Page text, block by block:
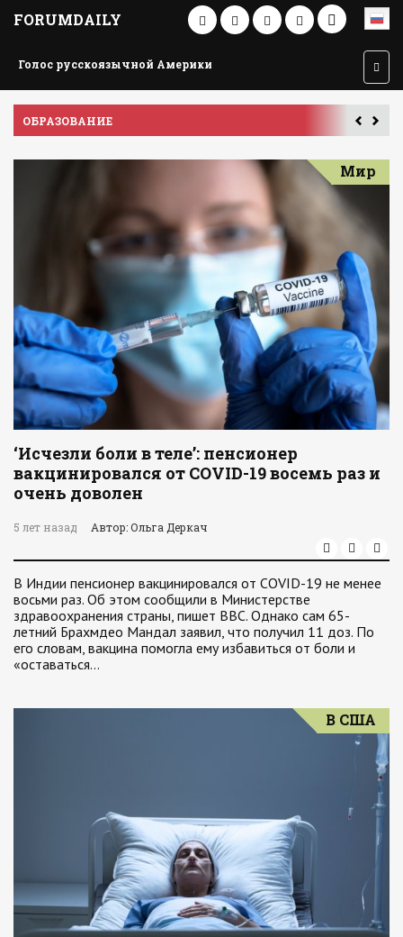
FORUMDAILY
Голос русскоязычной Америки
ПУТЕШЕСТВИЕ ПО АМЕРИКЕ
Мир
‘Исчезли боли в теле’: пенсионер
вакцинировался от COVID-19 восемь раз и
очень доволен
5 лет назад Автор: Ольга Деркач
В Индии пенсионер вакцинировался от COVID-19 не менее
восьми раз. Об этом сообщили в Министерстве
здравоохранения страны, пишет BBC. Однако сам 65-
летний Брахмдео Мандал заявил, что получил 11 доз. По
его словам, вакцина помогла ему избавиться от боли и
«оставаться…
В США